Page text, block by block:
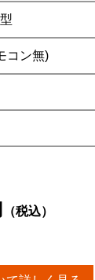
コン無)
（税込）